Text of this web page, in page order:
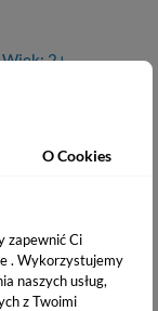
Wiek: 2+
-40%
O Cookies
zapewnić Ci
. Wykorzystujemy
naszych usług,
z Twoimi